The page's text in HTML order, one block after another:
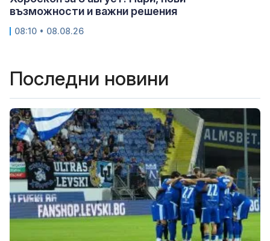
възможности и важни решения
08:10 • 08.08.26
Последни новини